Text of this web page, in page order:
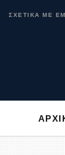
ΣΧΕΤΙΚΑ ΜΕ